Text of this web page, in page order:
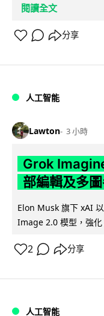
閱讀全文
分享
人工智能
Lawton 3 小時
Grok
部編輯及多
Elon Musk 旗下 xAI
Image 2.0 模型，強
2 分享
人工智能